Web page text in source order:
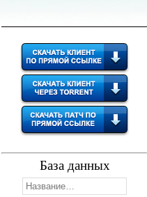
База данных